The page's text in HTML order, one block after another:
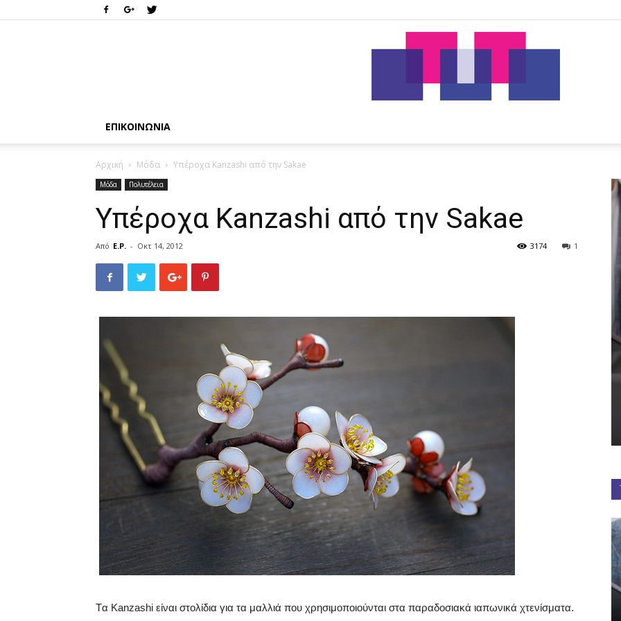
ΕΠΙΚΟΙΝΩΝΊΑ
Αρχική Μόδα Υπέροχα Kanzashi από την Sakae
Μόδα Πολυτέλεια
Υπέροχα Kanzashi από την Sakae
Από E.P. - Οκτ 14, 2012 1
3174
Tα Kanzashi είναι στολίδια για τα μαλλιά που χρησιμοποιούνται στα παραδοσιακά ιαπωνικά χτενίσματα.